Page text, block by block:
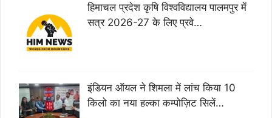
हिमाचल प्रदेश कृषि विश्वविद्यालय पालमपुर में
सत्र 2026-27 के लिए प्रवे…
इंडियन ऑयल ने शिमला में लांच किया 10
किलो का नया हल्का कम्पोज़िट सिलें…